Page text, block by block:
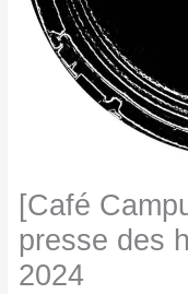
[Café
presse des
2024